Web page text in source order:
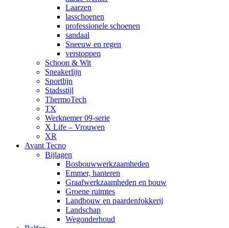
Laarzen
lasschoenen
professionele schoenen
sandaal
Sneeuw en regen
verstoppen
Schoon & Wit
Sneakerlijn
Sportlijn
Stadsstijl
ThermoTech
TX
Werknemer 09-serie
X Life – Vrouwen
XR
Avant Tecno
Bijlagen
Bosbouwwerkzaamheden
Emmer, hanteren
Graafwerkzaamheden en bouw
Groene ruimtes
Landbouw en paardenfokkerij
Landschap
Wegonderhoud